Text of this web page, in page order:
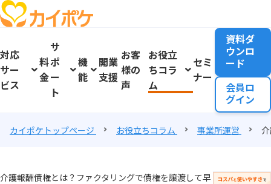
対応
サー
ビス
料
金
サ
ポ
ー
ト
機
能
開業
支援
お客
様の
声
お役立
ちコラ
ム
セミ
ナー
資料ダ
ウンロ
ード
会員ロ
グイン
カイポケトップページ お役立ちコラム 事業所運営
介護報酬債権とは？ファクタリングで債権を譲渡して早